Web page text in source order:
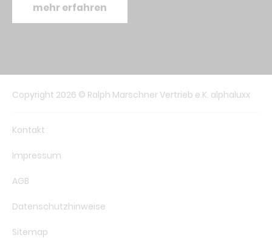
mehr erfahren
Copyright 2026 © Ralph Marschner Vertrieb e.K. alphaluxx
Kontakt
Impressum
AGB
Datenschutzhinweise
Sitemap